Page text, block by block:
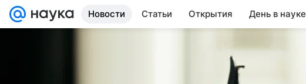
Новости Статьи Открытия День в науке